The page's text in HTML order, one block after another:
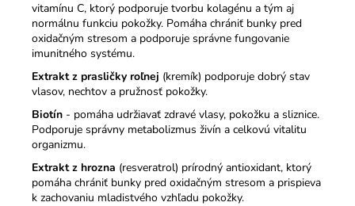
vitamínu C, ktorý podporuje tvorbu kolagénu a tým aj
normálnu funkciu pokožky. Pomáha chrániť bunky pred
oxidačným stresom a podporuje správne fungovanie
imunitného systému.
Extrakt z prasličky roľnej (kremík) podporuje dobrý stav
vlasov, nechtov a pružnosť pokožky.
Biotín - pomáha udržiavať zdravé vlasy, pokožku a sliznice.
Podporuje správny metabolizmus živín a celkovú vitalitu
organizmu.
Extrakt z hrozna (resveratrol) prírodný antioxidant, ktorý
pomáha chrániť bunky pred oxidačným stresom a prispieva
k zachovaniu mladistvého vzhľadu pokožky.